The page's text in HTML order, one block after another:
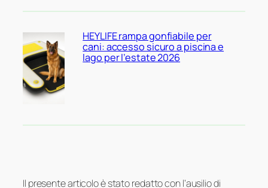
HEYLIFE rampa gonfiabile per
cani: accesso sicuro a piscina e
lago per l’estate 2026
Il presente articolo è stato redatto con l’ausilio di